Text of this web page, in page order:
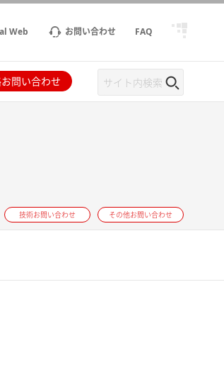
Web お問い合わせ FAQ
問い合わせ
技術お問い合わせ その他お問い合わせ